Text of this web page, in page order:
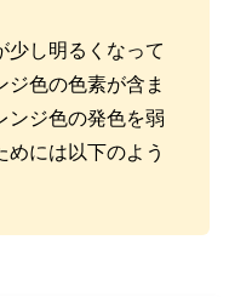
少し明るくなって
ジ色の色素が含ま
ンジ色の発色を弱
には以下のよう